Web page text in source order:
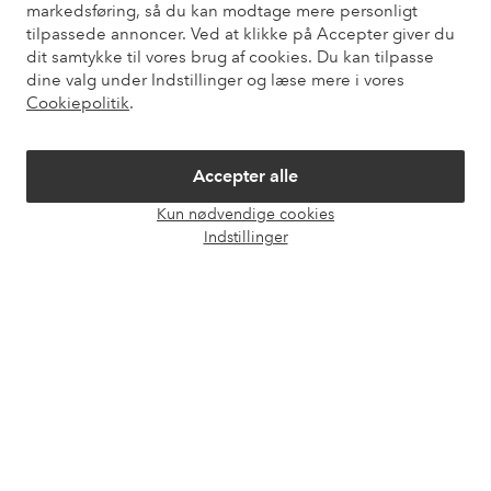
markedsføring, så du kan modtage mere personligt
tilpassede annoncer. Ved at klikke på Accepter giver du
dit samtykke til vores brug af cookies. Du kan tilpasse
dine valg under Indstillinger og læse mere i vores
Cookiepolitik.
Accepter alle
Kun nødvendige cookies
Indstillinger
Mine sider